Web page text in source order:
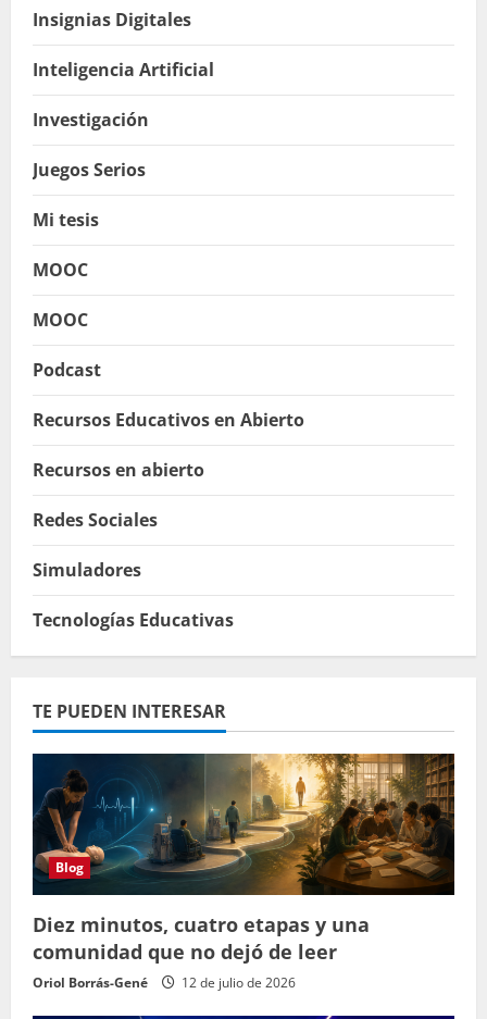
Insignias Digitales
Inteligencia Artificial
Investigación
Juegos Serios
Mi tesis
MOOC
MOOC
Podcast
Recursos Educativos en Abierto
Recursos en abierto
Redes Sociales
Simuladores
Tecnologías Educativas
TE PUEDEN INTERESAR
Blog
Diez minutos, cuatro etapas y una
comunidad que no dejó de leer
Oriol Borrás-Gené 12 de julio de 2026